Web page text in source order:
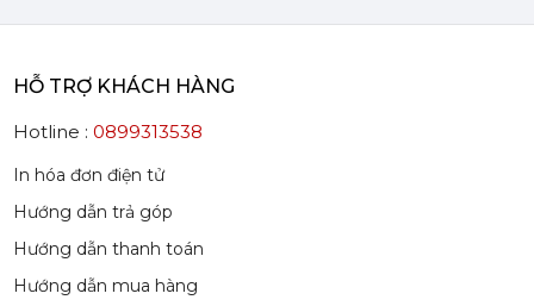
HỖ TRỢ KHÁCH HÀNG
Hotline :0899313538
In hóa đơn điện tử
Hướng dẫn trả góp
Hướng dẫn thanh toán
Hướng dẫn mua hàng